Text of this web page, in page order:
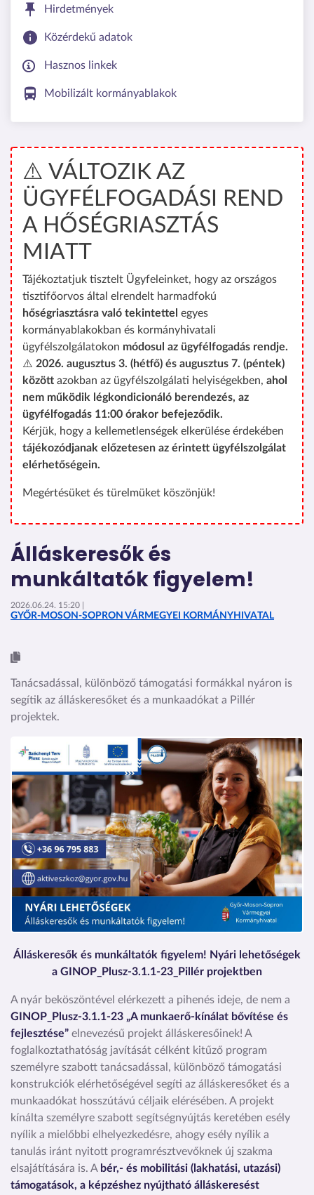
Hirdetmények
Közérdekű adatok
Hasznos linkek
Mobilizált kormányablakok
⚠️ VÁLTOZIK AZ
ÜGYFÉLFOGADÁSI REND
A HŐSÉGRIASZTÁS
MIATT
Tájékoztatjuk tisztelt Ügyfeleinket, hogy az országos
tisztifőorvos által elrendelt harmadfokú
hőségriasztásra való tekintettel egyes
kormányablakokban és kormányhivatali
ügyfélszolgálatokon módosul az ügyfélfogadás rendje.
⚠️ 2026. augusztus 3. (hétfő) és augusztus 7. (péntek)
között azokban az ügyfélszolgálati helyiségekben, ahol
nem működik légkondicionáló berendezés, az
ügyfélfogadás 11:00 órakor befejeződik.
Kérjük, hogy a kellemetlenségek elkerülése érdekében
tájékozódjanak előzetesen az érintett ügyfélszolgálat
elérhetőségein.
Megértésüket és türelmüket köszönjük!
Álláskeresők és
munkáltatók figyelem!
2026.06.24. 15:20 |
GYŐR-MOSON-SOPRON VÁRMEGYEI KORMÁNYHIVATAL
Tanácsadással, különböző támogatási formákkal nyáron is
segítik az álláskeresőket és a munkaadókat a Pillér
projektek.
Kép
Álláskeresők és munkáltatók figyelem! Nyári lehetőségek
a GINOP_Plusz-3.1.1-23_Pillér projektben
A nyár beköszöntével elérkezett a pihenés ideje, de nem a
GINOP_Plusz-3.1.1-23 „A munkaerő-kínálat bővítése és
fejlesztése” elnevezésű projekt álláskeresőinek! A
foglalkoztathatóság javítását célként kitűző program
személyre szabott tanácsadással, különböző támogatási
konstrukciók elérhetőségével segíti az álláskeresőket és a
munkaadókat hosszútávú céljaik elérésében. A projekt
kínálta személyre szabott segítségnyújtás keretében esély
nyílik a mielőbbi elhelyezkedésre, ahogy esély nyílik a
tanulás iránt nyitott programrésztvevőknek új szakma
elsajátítására is. A bér,- és mobilitási (lakhatási, utazási)
támogatások, a képzéshez nyújtható álláskeresést